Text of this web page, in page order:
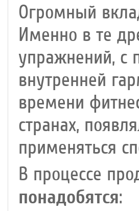
Огромный
Именно в те
упражнений, с
внутренней
времени
странах,
применяться
В процессе
понадобятся: